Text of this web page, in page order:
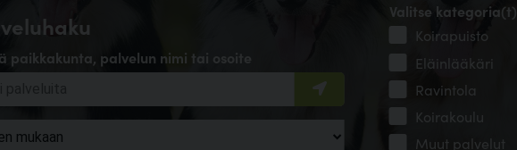
paikkakunta, palvelun nimi tai osoite
Valitse kategoria(t)
Koirapuisto
Eläinlääkäri
Ravintola
Koirakoulu
Muut palvelut